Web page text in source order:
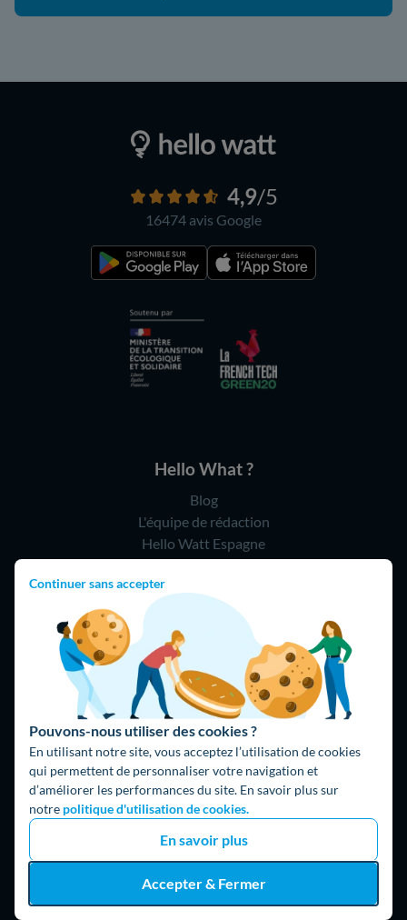
Continuer sans accepter
Pouvons-nous utiliser des cookies ?
En utilisant notre site, vous acceptez l’utilisation de cookies
qui permettent de personnaliser votre navigation et
d’améliorer les performances du site. En savoir plus sur
notre politique d'utilisation de cookies.
En savoir plus
Accepter & Fermer
4,9/5
16474 avis Google
Hello What ?
Blog
L'équipe de rédaction
Hello Watt Espagne
Hello Team
Parrainage
Rejoindre notre réseau d'artisans
Hello !
09 75 18 60 60(8h-21h)
75018 Paris